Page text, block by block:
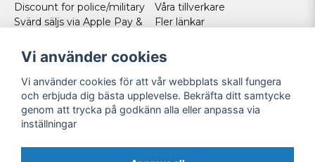
Discount for police/military
Svärd säljs via Apple Pay &
Norweigan customers
Cookies
Våra tillverkare
Fler länkar
FOLLOW US
Facebook
Instagram
Youtube
Vi använder cookies
Vi använder cookies för att vår webbplats skall fungera
och erbjuda dig bästa upplevelse. Bekräfta ditt samtycke
genom att trycka på godkänn alla eller anpassa via
inställningar